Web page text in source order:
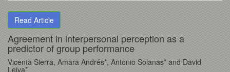
Read Article
Agreement in interpersonal perception as a
predictor of group performance
Vicenta Sierra, Amara Andrés*, Antonio Solanas* and David
Leiva*